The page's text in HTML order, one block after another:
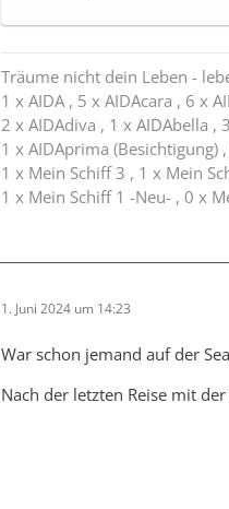
Träume nicht dein Leben -
1 x AIDA , 5 x AIDAcara , 6 x
2 x AIDAdiva , 1 x AIDAbella ,
1 x AIDAprima (Besichtigung)
1 x Mein Schiff 3 , 1 x Mein
1 x Mein Schiff 1 -Neu- , 0 x
1. Juni 2024 um 14:23
War schon jemand auf der
Nach der letzten Reise mit